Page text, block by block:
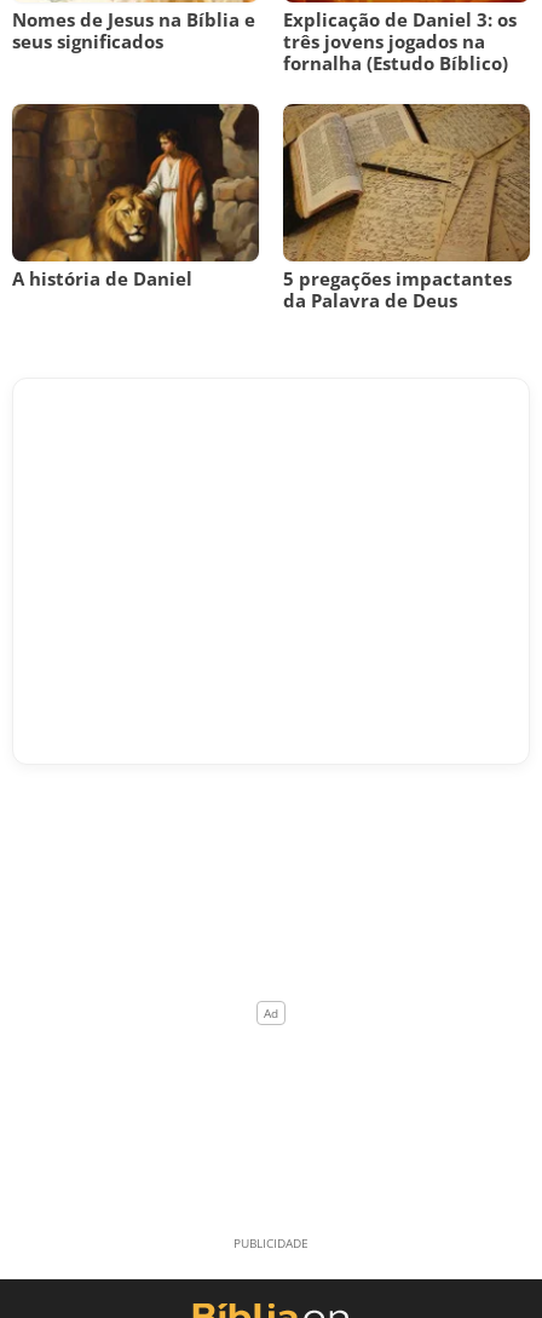
Nomes de Jesus na Bíblia e
seus significados
Explicação de Daniel 3: os
três jovens jogados na
fornalha (Estudo Bíblico)
A história de Daniel
5 pregações impactantes
da Palavra de Deus